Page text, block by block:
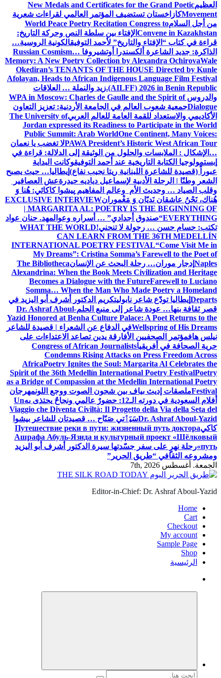
العظيمNew Medals and Certificates for the Grand Poetic
Movementكازاخستان تستضيف المؤتمر العالمي لقراءات شعرية
من أجل السلامWorld Peace Poetry Recitation Congress to
Convene in Kazakhstan الإفتاء بين سلطة النص وحركة التاريخ:
قراءة في كتاب “الإفتاء والتاريخ” لأحمد التوفيقالكونية الروسية…
الذاكرة: جديد الشاعرة ألكسندرا أوتشيروفا Russian Cosmism…
Memory: A New Poetry Collection by Alexandra OchirovaWale
Okediran’s TENANTS OF THE HOUSE Directed by Kunle
Afolayan, Heads to African Indigenous Language Film Festival
(AILFF) 2026 in Benin Republic. زيد والنملة … العلاقات
والدروسWPA in Moscow: Charles de Gaulle and the Spirit of
Dialogueجمعية شعوب العالم في الجامعة الأردنية: تعزيز التعاون
الأكاديمي والاستعداد للقمة العامة للعالم العربيThe University of
Jordan expressed its Readiness to Participate in the World
Public Summit: Arab WorldOne Continent, Many Voices:
PAWA President’s Historic West African Tourلا تغضب يا نعمان
…الإشكال : الملابسات والحلول من الوثيقة إلى الدلالة: قراءة في
إبستمولوجيا الكتابة التاريخية عند أحمد التوفيقوكانت البداية
عبوراً (قصيدة للشاعرة اللبنانية ريتا نجيب نفاع) إيطاليا… حيث يصبح
الشعر وطنًا | الرحلة الأدبية لإسماعيل دياديه حيدرةعش العصافير
وقلب الصياد … وحديث الأم وعالم المفاهيم پیشوا کاکائي: هُنا وَ
هُناك، نَحْنُ عاشقان نَديّان وَ مَغْمورانEXCLUSIVE INTERVIEW
| MARGARITA AL: POETRY IS THE BEGINNING OF
EVERYTHING“صندوق أجدادي” … أسراره وعوالمهد. حنان عواد
تكتب: حسام حسن … رجولة لا تنحني!WHAT THE WORLD
CAN LEARN FROM THE 36TH MEDELLÍN
INTERNATIONAL POETRY FESTIVAL“Come Visit Me in
My Dreams”: Cristina Somma’s Farewell to the Poet of
Naples إدجار موران… رحلة البحث عن الإنسانThe Bibliotheca
Alexandrina: When the Book Meets Civilization and Heritage
Becomes a Dialogue with the FutureFarewell to Luciano
Somma… When the Man Who Made Poetry a Homeland
Departs إيطاليا تودّع شاعر نابوليتكريم الدكتور أشرف أبو اليزيد في
قصر ثقافة بنها… عودة شاعر إلى منبع الحلمDr. Ashraf Aboul-
Yazid Honored at Benha Culture Palace: A Poet Returns to the
Wellspring of His Dreamsفي الدفاع عن الشعراء | قصيدة للشاعر
نيلس هافمؤتمر الصحفيين الأفارقة يدين تصاعد الاعتداءات على
حرية الصحافة في أفريقياCongress of African Journalists
Condemns Rising Attacks on Press Freedom Across
AfricaPoetry Ignites the Soul: Margarita Al Celebrates the
Spirit of the 36th Medellín International Poetry FestivalPoetry
as a Bridge of Compassion at the Medellín International Poetry
Festivalملصقات إديث بياف بين شجون الصوت ووجع اللونمهرجان
أفلام السعودية في دورته الـ12: حضورٌ عالمي ونجاحٌ يحتذى به
Un
Viaggio che Diventa Civiltà: Il Progetto della Via della Seta del
Dr. Ashraf Aboul-Yazidسَيَٲتي صَبّاح … قصيدتان للشاعر بيشوا
كاكيПутешествие реки в пути: жизненный путь доктора
Ашрафа Абуль-Язида и культурный проект «Шёлковый
путь» رحلة نهرٍ على سفر جسّدتها سيرة الدكتور أشرف أبو اليزيد
ومشروعه الثقافي “طريق الحرير”
الجمعة. أغسطس 7th, 2026
Editor-in-Chief: Dr. Ashraf Aboul-Yazid
Home
Cart
Checkout
My account
Sample Page
Shop
الرئيسية
البحث